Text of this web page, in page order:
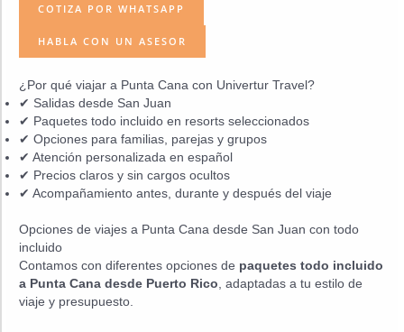
COTIZA POR WHATSAPP
HABLA CON UN ASESOR
¿Por qué viajar a Punta Cana con Univertur Travel?
✔ Salidas desde San Juan
✔ Paquetes todo incluido en resorts seleccionados
✔ Opciones para familias, parejas y grupos
✔ Atención personalizada en español
✔ Precios claros y sin cargos ocultos
✔ Acompañamiento antes, durante y después del viaje
Opciones de viajes a Punta Cana desde San Juan con todo
incluido
Contamos con diferentes opciones de paquetes todo incluido
a Punta Cana desde Puerto Rico, adaptadas a tu estilo de
viaje y presupuesto.